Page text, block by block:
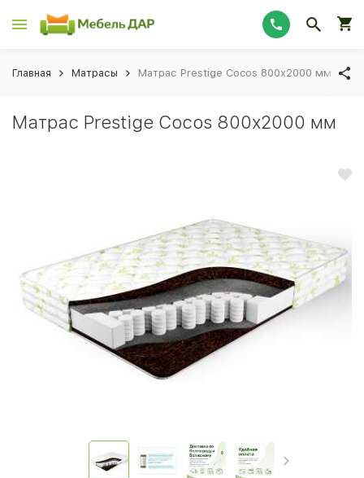
Главная Матрасы Матрас Prestige Cocos 800х2000 мм
Матрас Prestige Cocos 800х2000 мм